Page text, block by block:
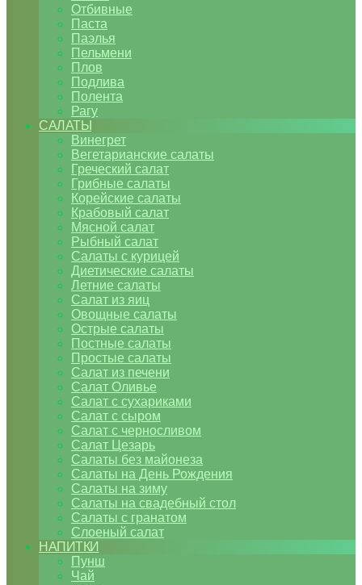
Отбивные
Паста
Паэлья
Пельмени
Плов
Подлива
Полента
Рагу
САЛАТЫ
Винегрет
Вегетарианские салаты
Греческий салат
Грибные салаты
Корейские салаты
Крабовый салат
Мясной салат
Рыбный салат
Салаты с курицей
Диетические салаты
Летние салаты
Салат из яиц
Овощные салаты
Острые салаты
Постные салаты
Простые салаты
Салат из печени
Салат Оливье
Салат с сухариками
Салат с сыром
Салат с черносливом
Салат Цезарь
Салаты без майонеза
Салаты на День Рождения
Салаты на зиму
Салаты на свадебный стол
Салаты с гранатом
Слоеный салат
НАПИТКИ
Пунш
Чай